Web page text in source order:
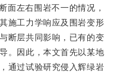
面左右围岩不一的情况，
施工力学响应及围岩变形
断层共同影响，已有的变
。因此，本文首先以某地
通过试验研究侵入辉绿岩